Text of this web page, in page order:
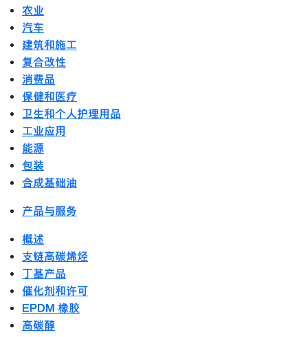
农业
汽车
建筑和施工
复合改性
消费品
保健和医疗
卫生和个人护理用品
工业应用
能源
包装
合成基础油
产品与服务
概述
支链高碳烯烃
丁基产品
催化剂和许可
EPDM 橡胶
高碳醇